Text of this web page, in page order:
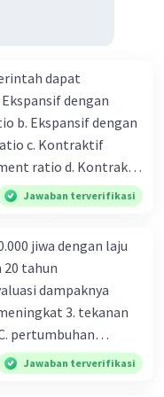
dapat
dengan
b. Ekspansif dengan
c. Kontraktif
ratio d. Kontraktif
ratio e.
Bila Bank
inflasi di mana
uang) naik
deflasi di
(penawaran
c. Tingkat bunga
uang beredar
Jawaban terverifikasi
jiwa dengan laju
tahun
dampaknya
3. tekanan
pertumbuhan
D. tidak
penduduk penting
Jawaban terverifikasi